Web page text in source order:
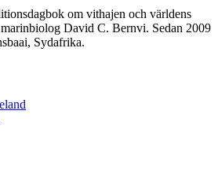
om vithajen och världens
David C. Bernvi. Sedan 2009
Sydafrika.